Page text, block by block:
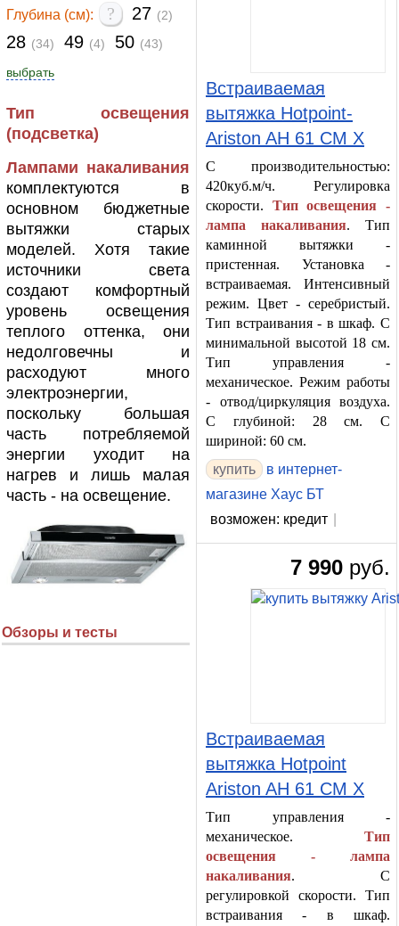
Глубина (см): ? 27 (2)
28 (34) 49 (4) 50 (43)
выбрать
Тип освещения
(подсветка)
Лампами накаливания
комплектуются в
основном бюджетные
вытяжки старых
моделей. Хотя такие
источники света
создают комфортный
уровень освещения
теплого оттенка, они
недолговечны и
расходуют много
электроэнергии,
поскольку большая
часть потребляемой
энергии уходит на
нагрев и лишь малая
часть - на освещение.
Обзоры и тесты
Встраиваемая
вытяжка Hotpoint-
Ariston AH 61 CM X
С производительностью:
420куб.м/ч. Регулировка
скорости. Тип освещения -
лампа накаливания. Тип
каминной вытяжки -
пристенная. Установка -
встраиваемая. Интенсивный
режим. Цвет - серебристый.
Тип встраивания - в шкаф. С
минимальной высотой 18 см.
Тип управления -
механическое. Режим работы
- отвод/циркуляция воздуха.
С глубиной: 28 см. С
шириной: 60 см.
в интернет-
магазине Хаус БТ
возможен: кредит
7 990 руб.
Встраиваемая
вытяжка Hotpoint
Ariston AH 61 CM X
Тип управления -
механическое. Тип
освещения - лампа
накаливания. С
регулировкой скорости. Тип
встраивания - в шкаф.